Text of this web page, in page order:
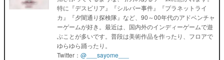
特に『デスピリア』『シルバー事件』『プラネットライ
カ』『夕闇通り探検隊』など、90～00年代のアドベンチャ
ーゲームが好き。最近は、国内外のインディーゲームで遊
ぶことが多いです。普段は美術作品を作ったり、フロアで
ゆらゆら踊ったり。
Twitter： @___sayome___